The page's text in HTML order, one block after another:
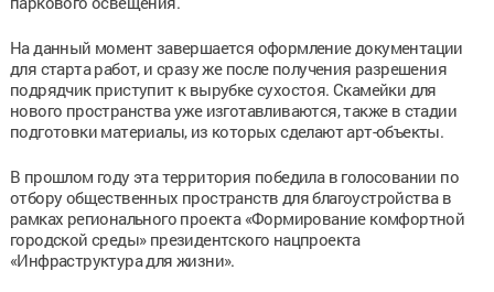
На данный момент завершается оформление документации
для старта работ, и сразу же после получения разрешения
подрядчик приступит к вырубке сухостоя. Скамейки для
нового пространства уже изготавливаются, также в стадии
подготовки материалы, из которых сделают арт-объекты.
В прошлом году эта территория победила в голосовании по
отбору общественных пространств для благоустройства в
рамках регионального проекта «Формирование комфортной
городской среды» президентского нацпроекта
«Инфраструктура для жизни».